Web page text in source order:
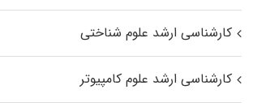
کارشناسی ارشد علوم شناختی
کارشناسی ارشد علوم کامپیوتر